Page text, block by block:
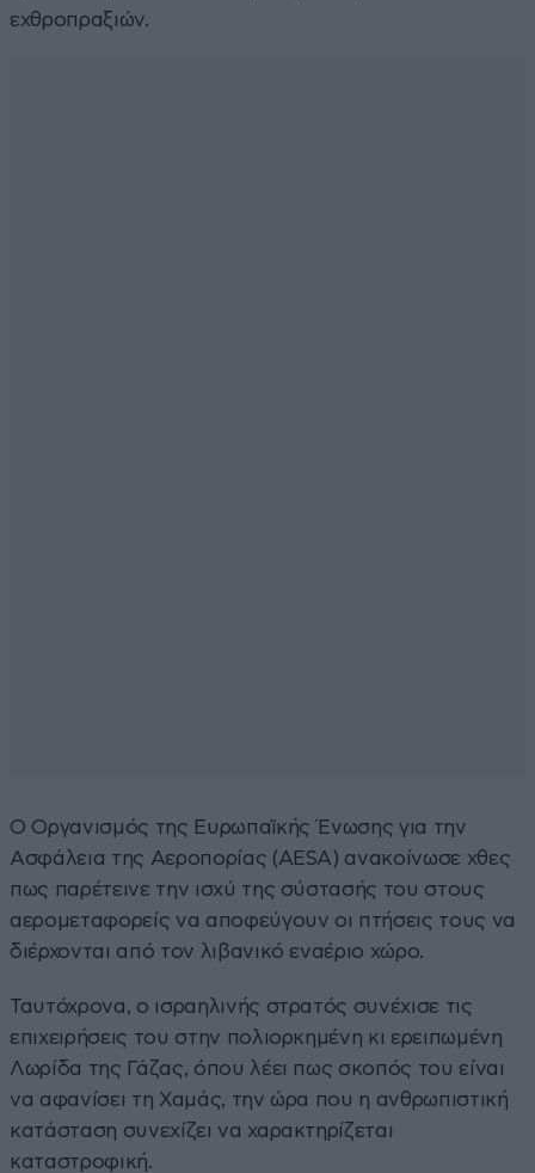
εχθροπραξιών.
Ο Οργανισμός της Ευρωπαϊκής Ένωσης για την
Ασφάλεια της Αεροπορίας (AESA) ανακοίνωσε χθες
πως παρέτεινε την ισχύ της σύστασής του στους
αερομεταφορείς να αποφεύγουν οι πτήσεις τους να
διέρχονται από τον λιβανικό εναέριο χώρο.
Ταυτόχρονα, ο ισραηλινής στρατός συνέχισε τις
επιχειρήσεις του στην πολιορκημένη κι ερειπωμένη
Λωρίδα της Γάζας, όπου λέει πως σκοπός του είναι
να αφανίσει τη Χαμάς, την ώρα που η ανθρωπιστική
κατάσταση συνεχίζει να χαρακτηρίζεται
καταστροφική.